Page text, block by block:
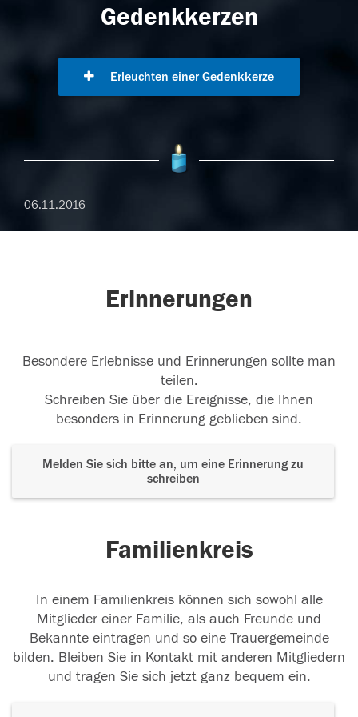
Gedenkkerzen
Erleuchten einer Gedenkkerze
06.11.2016
Erinnerungen
Besondere Erlebnisse und Erinnerungen sollte man
teilen.
Schreiben Sie über die Ereignisse, die Ihnen
besonders in Erinnerung geblieben sind.
Melden Sie sich bitte an, um eine Erinnerung zu
schreiben
Familienkreis
In einem Familienkreis können sich sowohl alle
Mitglieder einer Familie, als auch Freunde und
Bekannte eintragen und so eine Trauergemeinde
bilden. Bleiben Sie in Kontakt mit anderen Mitgliedern
und tragen Sie sich jetzt ganz bequem ein.